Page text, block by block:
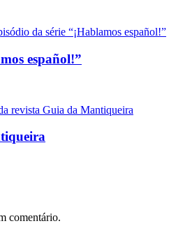
español!”
comentário.